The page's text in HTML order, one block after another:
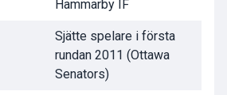
Hammarby IF
Sjätte spelare i första
rundan 2011 (Ottawa
Senators)